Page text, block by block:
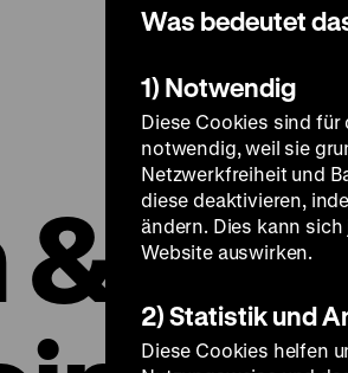
&
Was bedeutet
1) Notwendig
Diese Cookies sind
notwendig, weil sie
Netzwerkfreiheit und
diese deaktivieren,
ändern. Dies kann
Website auswirken.
2) Statistik und
Diese Cookies helfen